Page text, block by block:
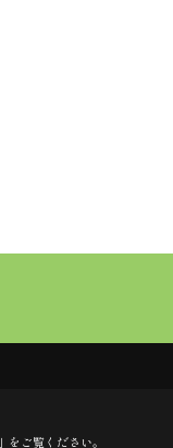
」をご覧ください。